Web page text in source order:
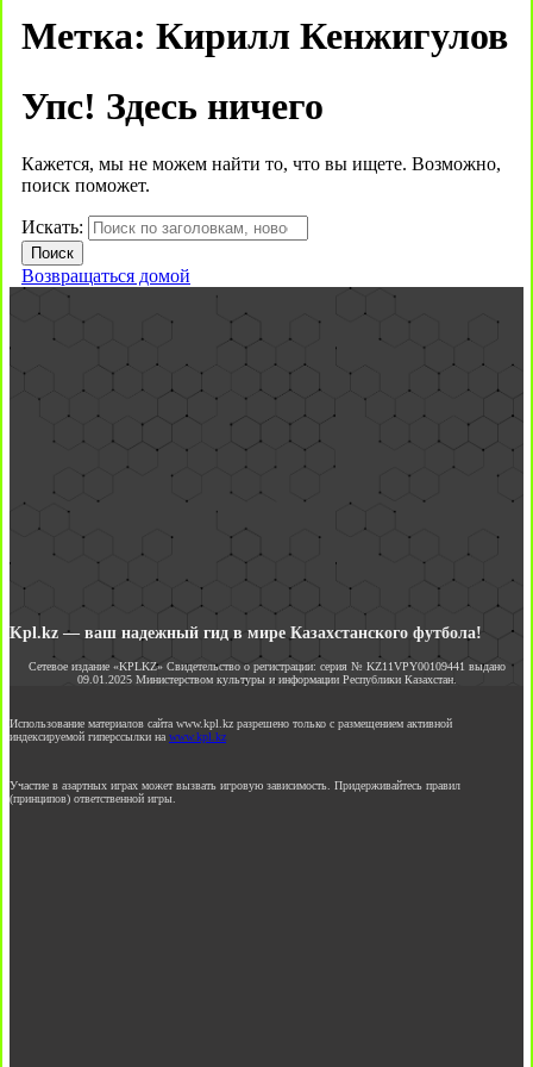
Метка: Кирилл Кенжигулов
Упс! Здесь ничего
Кажется, мы не можем найти то, что вы ищете. Возможно,
поиск поможет.
Искать:
Возвращаться домой
Kpl.kz — ваш надежный гид в мире Казахстанского футбола!
Сетевое издание «KPLKZ» Свидетельство о регистрации: серия № KZ11VPY00109441 выдано
09.01.2025 Министерством культуры и информации Республики Казахстан.
Использование материалов сайта www.kpl.kz разрешено только с размещением активной
индексируемой гиперссылки на www.kpl.kz
Участие в азартных играх может вызвать игровую зависимость. Придерживайтесь правил
(принципов) ответственной игры.